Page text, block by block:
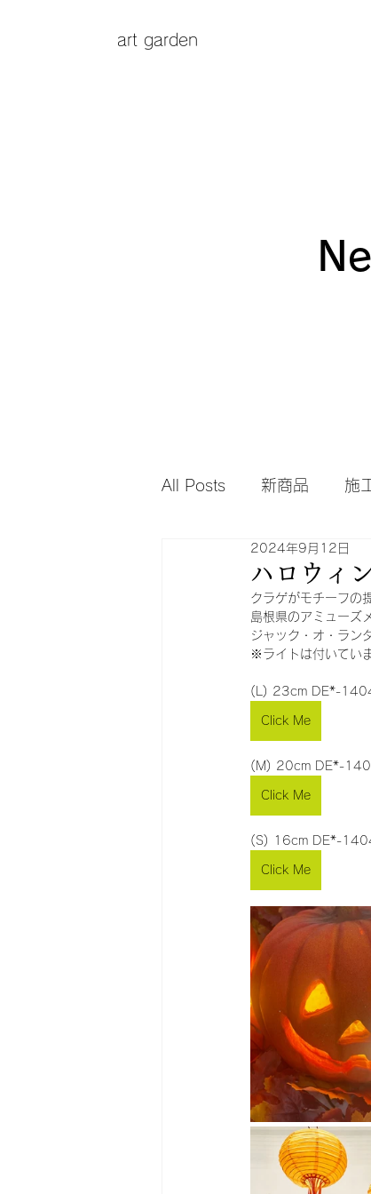
art garden
All Posts 新商品 施
ハロウィ
2024年9月12日
クラゲがモチーフの
島根県のアミューズ
ジャック・オ・ラン
※ライトは付いてい
(L) 23cm DE*-
Click Me
(M) 20cm DE*-
Click Me
(S) 16cm DE*-
Click Me